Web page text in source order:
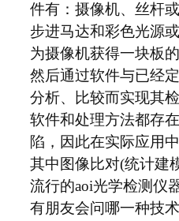
件有：摄像机、丝杆
步进马达和彩色光源
为摄像机获得一块板
然后通过软件与已经
分析、比较而实现其
软件和处理方法都存
陷，因此在实际应用
其中图像比对(统计建
流行的aoi光学检测仪
有朋友会问哪一种技